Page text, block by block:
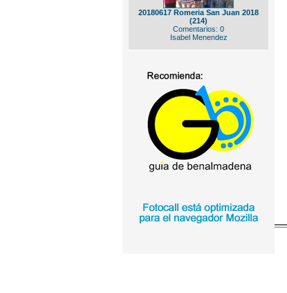
20180617 Romeria San Juan 2018
(214)
Comentarios: 0
Isabel Menendez